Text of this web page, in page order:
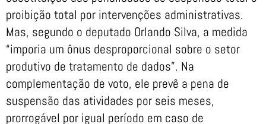
proibição total por intervenções administrativas.
Mas, segundo o deputado Orlando Silva, a medida
“imporia um ônus desproporcional sobre o setor
produtivo de tratamento de dados”. Na
complementação de voto, ele prevê a pena de
suspensão das atividades por seis meses,
prorrogável por igual período em caso de